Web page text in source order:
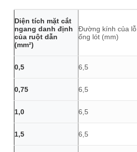
Diện tích mặt cắt
ngang danh định
của ruột dẫn
(mm²)
Đường kính của lỗ
ống lót (mm)
0,5 6,5
0,75 6,5
1,0 6,5
1,5 6,5